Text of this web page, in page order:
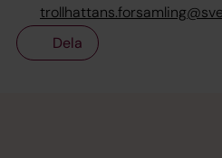
Dela